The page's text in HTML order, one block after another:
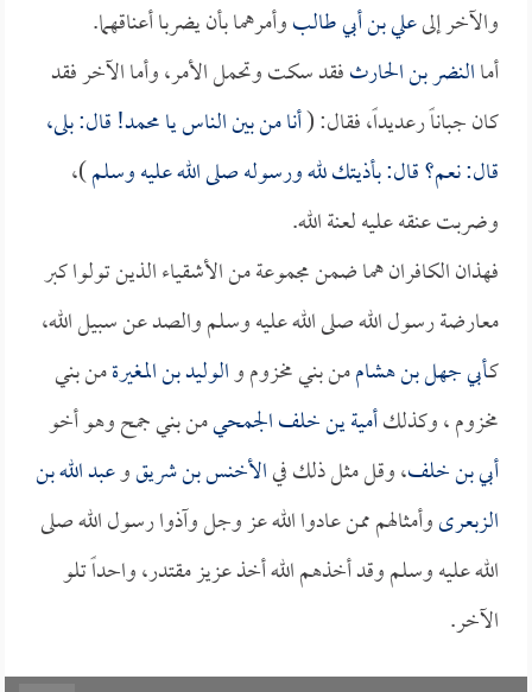
والآخر إلىعلي بن أبي طالبوأمرهما بأن يضربا أعناقهما.
أماالنضر بن الحارثفقد سكت وتحمل الأمر، وأما الآخر فقد
كان جباناً رعديداً، فقال: (أنا من بين الناس يا محمد! قال: بلى،
قال: نعم؟ قال: بأذيتك لله ورسوله صلى الله عليه وسلم)،
وضربت عنقه عليه لعنة الله.
فهذان الكافران هما ضمن مجموعة من الأشقياء الذين تولوا كبر
معارضة رسول الله صلى الله عليه وسلم والصد عن سبيل الله،
كـأبي جهل بن هشاممن بني مخزوم والوليد بن المغيرةمن بني
مخزوم ، وكذلكأمية ين خلف الجمحيمن بني جمح وهو أخو
أبي بن خلف، وقل مثل ذلك فيالأخنس بن شريقوعبد الله بن
الزبعرىوأمثالهم ممن عادوا الله عز وجل وآذوا رسول الله صلى
الله عليه وسلم وقد أخذهم الله أخذ عزيز مقتدر، واحداً تلو
الآخر.